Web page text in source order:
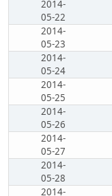
2014-
05-22
2014-
05-23
2014-
05-24
2014-
05-25
2014-
05-26
2014-
05-27
2014-
05-28
2014-